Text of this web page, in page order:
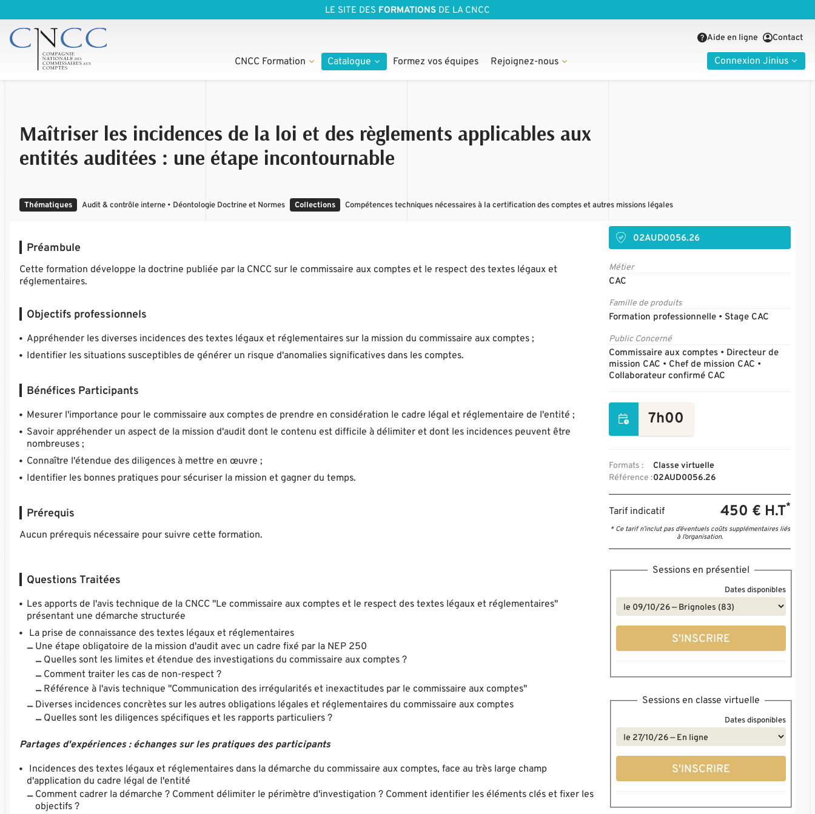
LE SITE DES FORMATIONS DE LA CNCC
CNCC Formation Catalogue Formez vos équipes Rejoignez-nous
Aide en ligne Contact
Connexion Jinius
Maîtriser les incidences de la loi et des règlements applicables aux
entités auditées : une étape incontournable
Thématiques Audit & contrôle interne • Déontologie Doctrine et Normes Collections Compétences techniques nécessaires à la certification des comptes et autres missions légales
Préambule
Cette formation développe la doctrine publiée par la CNCC sur le commissaire aux comptes et le respect des textes légaux et
réglementaires.
Objectifs professionnels
Appréhender les diverses incidences des textes légaux et réglementaires sur la mission du commissaire aux comptes ;
Identifier les situations susceptibles de générer un risque d'anomalies significatives dans les comptes.
Bénéfices Participants
Mesurer l'importance pour le commissaire aux comptes de prendre en considération le cadre légal et réglementaire de l'entité ;
Savoir appréhender un aspect de la mission d'audit dont le contenu est difficile à délimiter et dont les incidences peuvent être
nombreuses ;
Connaître l'étendue des diligences à mettre en œuvre ;
Identifier les bonnes pratiques pour sécuriser la mission et gagner du temps.
Prérequis
Aucun prérequis nécessaire pour suivre cette formation.
Questions Traitées
Les apports de l'avis technique de la CNCC "Le commissaire aux comptes et le respect des textes légaux et réglementaires"
présentant une démarche structurée
La prise de connaissance des textes légaux et réglementaires
Une étape obligatoire de la mission d'audit avec un cadre fixé par la NEP 250
Quelles sont les limites et étendue des investigations du commissaire aux comptes ?
Comment traiter les cas de non-respect ?
Référence à l'avis technique "Communication des irrégularités et inexactitudes par le commissaire aux comptes"
Diverses incidences concrètes sur les autres obligations légales et réglementaires du commissaire aux comptes
Quelles sont les diligences spécifiques et les rapports particuliers ?
Partages d'expériences : échanges sur les pratiques des participants
Incidences des textes légaux et réglementaires dans la démarche du commissaire aux comptes, face au très large champ
d'application du cadre légal de l'entité
Comment cadrer la démarche ? Comment délimiter le périmètre d'investigation ? Comment identifier les éléments clés et fixer les
objectifs ?
02AUD0056.26
Métier
CAC
Famille de produits
Formation professionnelle • Stage CAC
Public Concerné
Commissaire aux comptes • Directeur de
mission CAC • Chef de mission CAC •
Collaborateur confirmé CAC
7h00
Formats :
Classe virtuelle
Référence :02AUD0056.26
Tarif indicatif 450 € H.T*
* Ce tarif n’inclut pas d’éventuels coûts supplémentaires liés
à l’organisation.
Sessions en présentiel
Dates disponibles
S'INSCRIRE
Sessions en classe virtuelle
Dates disponibles
S'INSCRIRE